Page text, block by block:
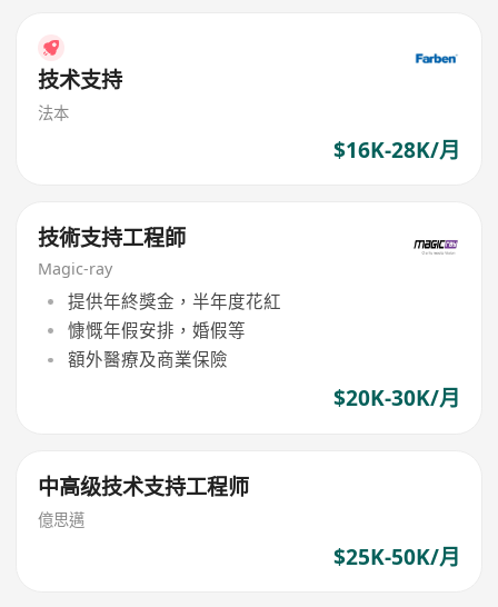
技术支持
法本
$16K-28K/月
技術支持工程師
Magic-ray
提供年終獎金，半年度花紅
慷慨年假安排，婚假等
額外醫療及商業保險
$20K-30K/月
中高级技术支持工程师
億思邁
$25K-50K/月